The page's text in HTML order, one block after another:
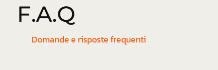
F.A.Q
Domande e risposte frequenti